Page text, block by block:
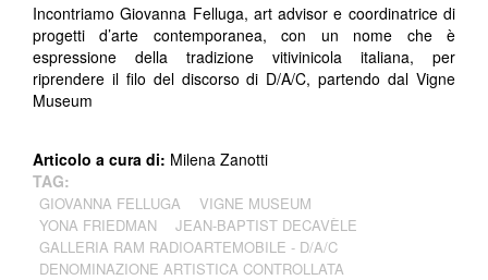
Incontriamo Giovanna Felluga, art advisor e coordinatrice di
progetti d’arte contemporanea, con un nome che è
espressione della tradizione vitivinicola italiana, per
riprendere il filo del discorso di D/A/C, partendo dal Vigne
Museum
Articolo a cura di: Milena Zanotti
TAG:
GIOVANNA FELLUGA
VIGNE MUSEUM
YONA FRIEDMAN
JEAN-BAPTIST DECAVÈLE
GALLERIA RAM RADIOARTEMOBILE - D/A/C
DENOMINAZIONE ARTISTICA CONTROLLATA